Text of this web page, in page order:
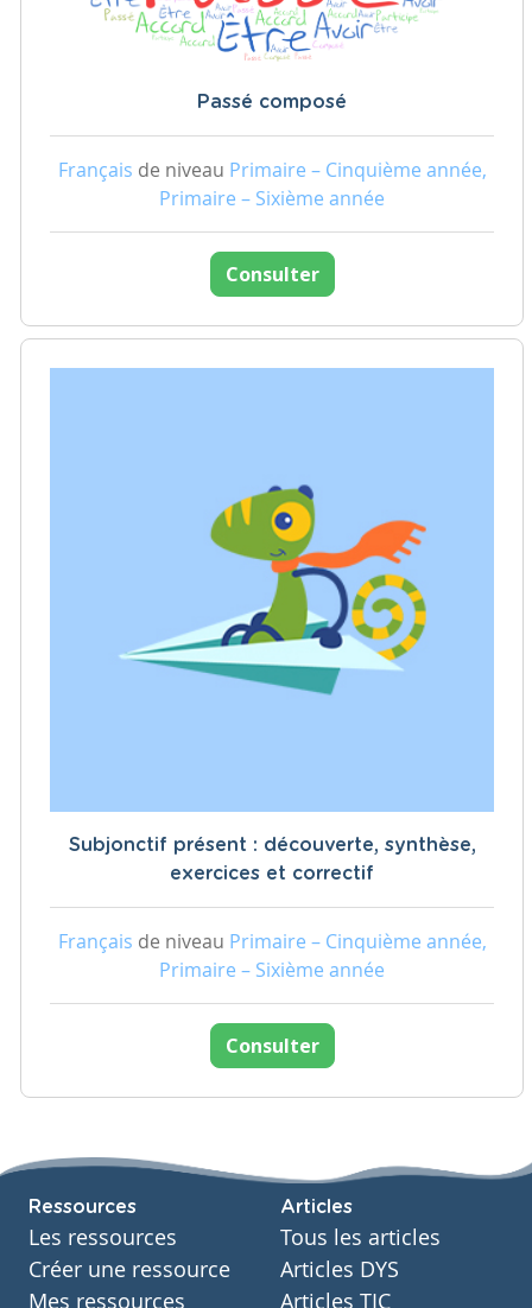
Passé composé
Français de niveau Primaire – Cinquième année,
Primaire – Sixième année
Consulter
Subjonctif présent : découverte, synthèse,
exercices et correctif
Français de niveau Primaire – Cinquième année,
Primaire – Sixième année
Consulter
Ressources
Les ressources
Créer une ressource
Mes ressources
Articles
Tous les articles
Articles DYS
Articles TIC